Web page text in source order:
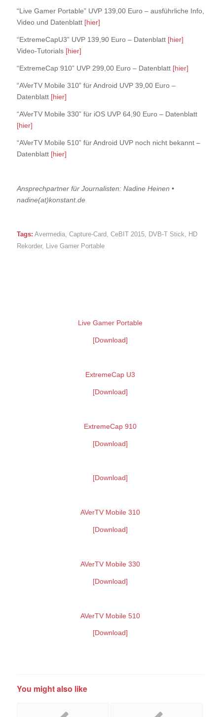
“Live Gamer Portable” UVP 139,00 Euro – ausführliche Info,
Video und Datenblatt [hier]
“ExtremeCapU3” UVP 139,90 Euro – Datenblatt [hier]
Video-Tutorials [hier]
“ExtremeCap 910” UVP 299,00 Euro – Datenblatt [hier]
“AVerTV Mobile 310” für Android UVP 39,00 Euro –
Datenblatt [hier]
“AVerTV Mobile 330” für iOS UVP 64,90 Euro – Datenblatt
[hier]
“AVerTV Mobile 510” für Android UVP noch nicht bekannt –
Datenblatt [hier]
Ansprechpartner für Journalisten: Nadine Heinen •
nadine(at)konstant.de
Tags: Avermedia, Capture-Card, CeBIT 2015, DVB-T Stick, HD
Rekorder, Live Gamer Portable
Live Gamer Portable
[Download]
ExtremeCap U3
[Download]
ExtremeCap 910
[Download]
[Download]
AVerTV Mobile 310
[Download]
AVerTV Mobile 330
[Download]
AVerTV Mobile 510
[Download]
You might also like